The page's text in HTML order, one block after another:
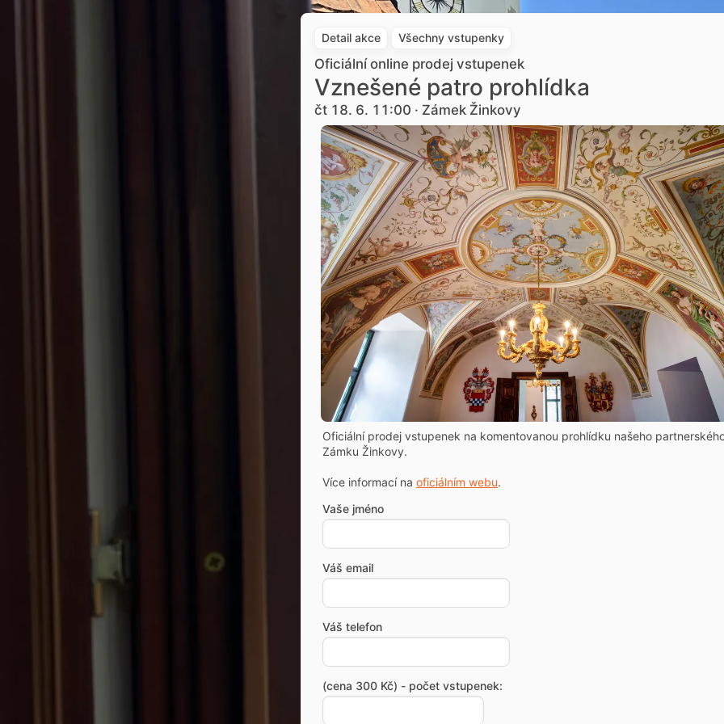
Detail akce Všechny vstupenky
Oficiální online prodej vstupenek
Vznešené patro prohlídka
čt 18. 6. 11:00 · Zámek Žinkovy
Oficiální prodej vstupenek na komentovanou prohlídku našeho
Zámku Žinkovy.
Více informací na oficiálním webu.
Vaše jméno
Váš email
Váš telefon
(cena 300 Kč) - počet vstupenek: